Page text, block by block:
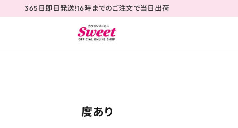
365日即日発送!16時までのご注文で当日出荷
度あり